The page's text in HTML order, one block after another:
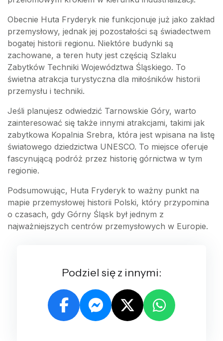
Obecnie Huta Fryderyk nie funkcjonuje już jako zakład
przemysłowy, jednak jej pozostałości są świadectwem
bogatej historii regionu. Niektóre budynki są
zachowane, a teren huty jest częścią Szlaku
Zabytków Techniki Województwa Śląskiego. To
świetna atrakcja turystyczna dla miłośników historii
przemysłu i techniki.
Jeśli planujesz odwiedzić Tarnowskie Góry, warto
zainteresować się także innymi atrakcjami, takimi jak
zabytkowa Kopalnia Srebra, która jest wpisana na listę
światowego dziedzictwa UNESCO. To miejsce oferuje
fascynującą podróż przez historię górnictwa w tym
regionie.
Podsumowując, Huta Fryderyk to ważny punkt na
mapie przemysłowej historii Polski, który przypomina
o czasach, gdy Górny Śląsk był jednym z
najważniejszych centrów przemysłowych w Europie.
Podziel się z innymi: